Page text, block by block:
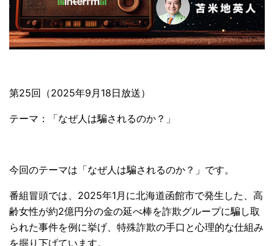
第25回（2025年9月18日放送）
テーマ：「なぜ人は騙されるのか？」
今回のテーマは「なぜ人は騙されるのか？」です。
番組冒頭では、2025年1月に北海道函館市で発生した、高
齢女性が約2億円分の金の延べ棒を詐欺グループに騙し取
られた事件を例に挙げ、特殊詐欺の手口と心理的な仕組み
を掘り下げています。